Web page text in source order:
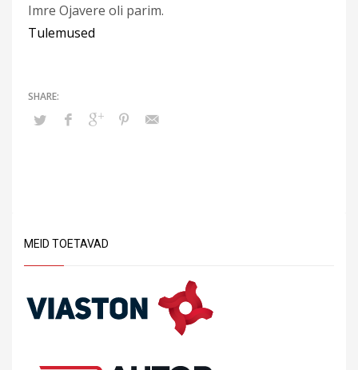
Imre Ojavere oli parim.
Tulemused
MEID TOETAVAD